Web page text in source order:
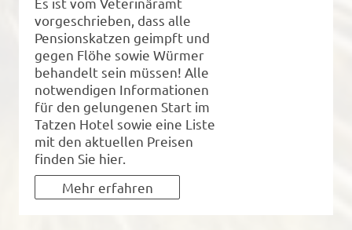
vorgeschrieben, dass alle
Pensionskatzen geimpft und
gegen Flöhe sowie Würmer
behandelt sein müssen! Alle
notwendigen Informationen
für den gelungenen Start im
Tatzen Hotel sowie eine Liste
mit den aktuellen Preisen
finden Sie hier.
Mehr erfahren